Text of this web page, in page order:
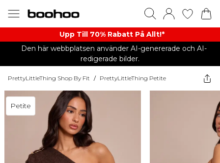
Upp Till 70% Rabatt På Allt!*
Den här webbplatsen använder AI-genererade och AI-
redigerade bilder.
PrettyLittleThing Shop By Fit / PrettyLittleThing Petite
Petite